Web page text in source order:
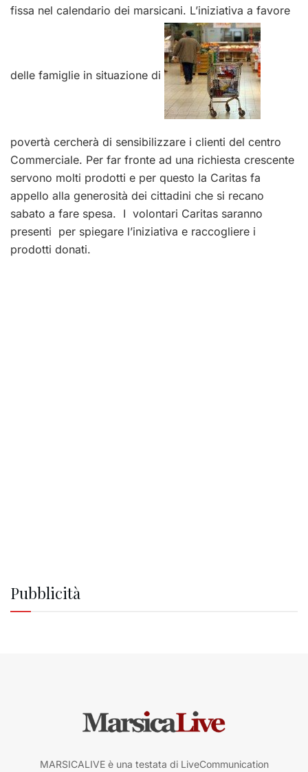
fissa nel calendario dei marsicani. L’iniziativa a favore
delle famiglie in situazione di
povertà cercherà di sensibilizzare i clienti del centro
Commerciale. Per far fronte ad una richiesta crescente
servono molti prodotti e per questo la Caritas fa
appello alla generosità dei cittadini che si recano
sabato a fare spesa. I volontari Caritas saranno
presenti per spiegare l’iniziativa e raccogliere i
prodotti donati.
Pubblicità
MARSICALIVE è una testata di LiveCommunication